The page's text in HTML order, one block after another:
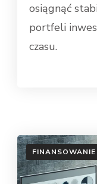
osiągnąć
portfeli
czasu.
Dowiedz
FINANSOWANIE